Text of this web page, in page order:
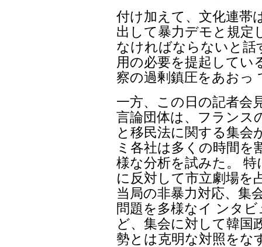
付け加えて、文化連帯
出して暴力デモと規定
なければならないと話
用の必要を提起してい
察の過剰鎮圧をあおっ
一方、この日の記者会
言論団体は、フランス
と移民法に関する集会
ミ各社は多くの時間を
様な分析を試みた。
に反対して市立劇場を
当局の非暴力対応、集
問題を多様なイ ンタ
ど、集会に対して韓国
勢とは克明な対照をな